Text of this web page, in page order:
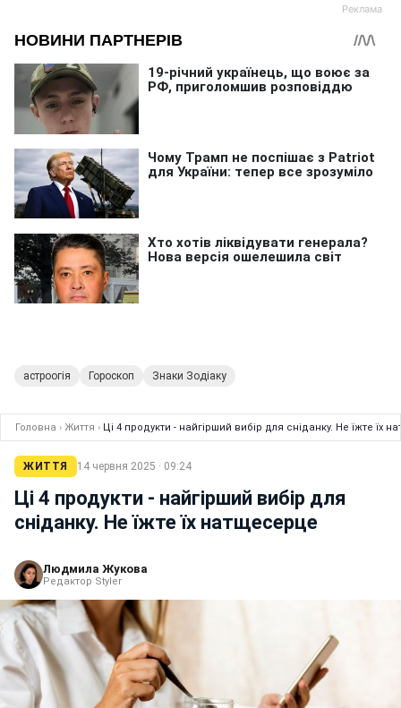
астроогія Гороскоп Знаки Зодіаку
Головна › Життя › Ці 4 продукти - найгірший вибір для сніданку. Не їжте їх
ЖИТТЯ 14 червня 2025 · 09:24
Ці 4 продукти - найгірший вибір для
сніданку. Не їжте їх натщесерце
Людмила Жукова
Редактор Styler